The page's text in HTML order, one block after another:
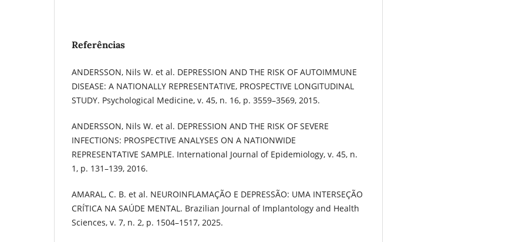
Referências
ANDERSSON, Nils W. et al. DEPRESSION AND THE RISK OF AUTOIMMUNE
DISEASE: A NATIONALLY REPRESENTATIVE, PROSPECTIVE LONGITUDINAL
STUDY. Psychological Medicine, v. 45, n. 16, p. 3559–3569, 2015.
ANDERSSON, Nils W. et al. DEPRESSION AND THE RISK OF SEVERE
INFECTIONS: PROSPECTIVE ANALYSES ON A NATIONWIDE
REPRESENTATIVE SAMPLE. International Journal of Epidemiology, v. 45, n.
1, p. 131–139, 2016.
AMARAL, C. B. et al. NEUROINFLAMAÇÃO E DEPRESSÃO: UMA INTERSEÇÃO
CRÍTICA NA SAÚDE MENTAL. Brazilian Journal of Implantology and Health
Sciences, v. 7, n. 2, p. 1504–1517, 2025.